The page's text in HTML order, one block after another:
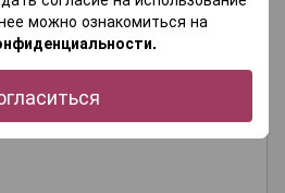
можно ознакомиться на